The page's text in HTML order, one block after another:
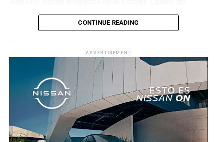
Roberto “Piojo” Alvarado asistió a Julián Quiñones, quien
definió con categoría dentro del área para abrir el
marcador.
El dominio mexicano se mantuvo y no tardó en reflejarse
nuevamente. Al 31’, una recuperación en zona alta
permitió a Quiñones devolverle el balón a Raúl Jiménez,
quien sacó un potente disparo al ángulo para firmar el 2-
CONTINUE READING
ADVERTISEMENT